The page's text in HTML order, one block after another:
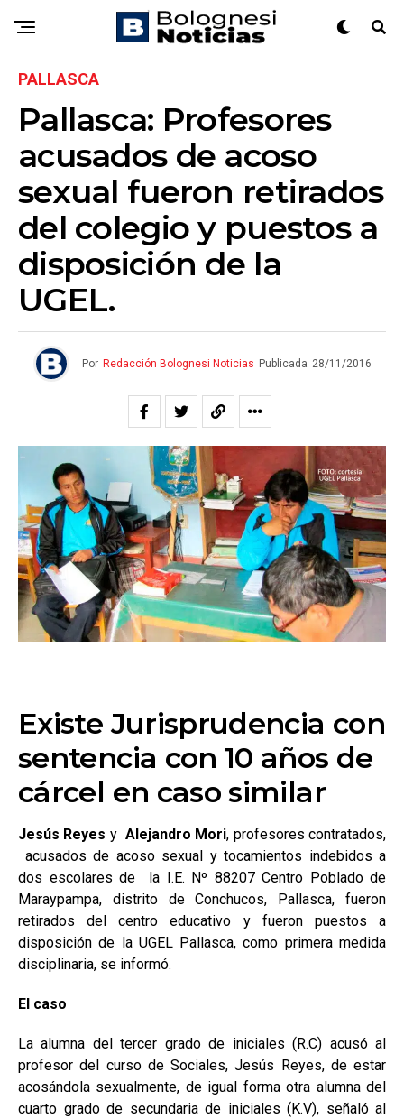
PALLASCA
Pallasca: Profesores
acusados de acoso
sexual fueron retirados
del colegio y puestos a
disposición de la
UGEL.
Por Redacción Bolognesi Noticias Publicada 28/11/2016
Existe Jurisprudencia con
sentencia con 10 años de
cárcel en caso similar
Jesús Reyes y Alejandro Mori, profesores contratados,
acusados de acoso sexual y tocamientos indebidos a
dos escolares de la I.E. Nº 88207 Centro Poblado de
Maraypampa, distrito de Conchucos, Pallasca, fueron
retirados del centro educativo y fueron puestos a
disposición de la UGEL Pallasca, como primera medida
disciplinaria, se informó.
El caso
La alumna del tercer grado de iniciales (R.C) acusó al
profesor del curso de Sociales, Jesús Reyes, de estar
acosándola sexualmente, de igual forma otra alumna del
cuarto grado de secundaria de iniciales (K.V), señaló al